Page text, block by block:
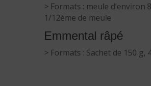
> Formats : meule
1/12ème de meule
Emmental râpé
> Formats : Sachet de 150 g,